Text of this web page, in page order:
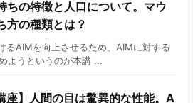
ちの特徴と人口について。マウ
方の種類とは？
るAIMを向上させるため、AIMに対する
ようというのが本講 ...
座】人間の目は驚異的な性能。A